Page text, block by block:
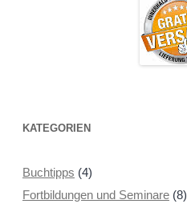
KATEGORIEN
Buchtipps (4)
Fortbildungen und Seminare(8)